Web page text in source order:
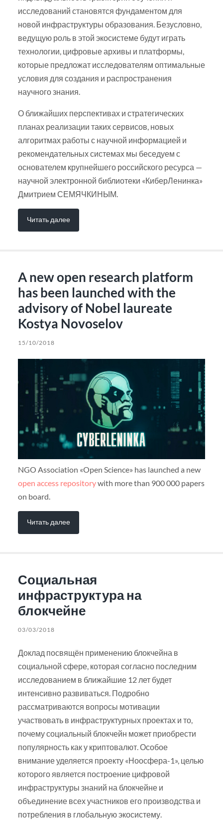
исследований становятся фундаментом для
новой инфраструктуры образования. Безусловно,
ведущую роль в этой экосистеме будут играть
технологии, цифровые архивы и платформы,
которые предложат исследователям оптимальные
условия для создания и распространения
научного знания.
О ближайших перспективах и стратегических
планах реализации таких сервисов, новых
алгоритмах работы с научной информацией и
рекомендательных системах мы беседуем с
основателем крупнейшего российского ресурса —
научной электронной библиотеки «КиберЛенинка»
Дмитрием СЕМЯЧКИНЫМ.
Читать далее
A new open research platform
has been launched with the
advisory of Nobel laureate
Kostya Novoselov
15/10/2018
NGO Association «Open Science» has launched a new
open access repositorywith more than 900 000 papers
on board.
Читать далее
Социальная
инфраструктура на
блокчейне
03/03/2018
Доклад посвящён применению блокчейна в
социальной сфере, которая согласно последним
исследованием в ближайшие 12 лет будет
интенсивно развиваться. Подробно
рассматриваются вопросы мотивации
участвовать в инфраструктурных проектах и то,
почему социальный блокчейн может приобрести
популярность как у криптовалют. Особое
внимание уделяется проекту «Ноосфера-1», целью
которого является построение цифровой
инфраструктуры знаний на блокчейне и
объединение всех участников его производства и
потребления в глобальную экосистему.